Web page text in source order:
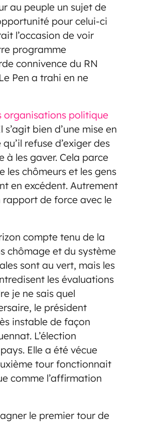
au peuple un sujet de
pour celui-ci
l’occasion de voir
programme
connivence du RN
Pen a trahi en ne
organisations politique
bien d’une mise en
refuse d’exiger des
à les gaver. Cela parce
les chômeurs et les gens
en excédent. Autrement
rapport de force avec le
compte tenu de la
chômage et du système
sont au vert, mais les
les évaluations
je ne sais quel
le président
instable de façon
L’élection
Elle a été vécue
tour fonctionnait
comme l’affirmation
le premier tour de